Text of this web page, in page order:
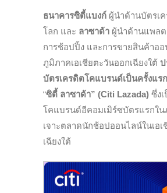
ธนาคารซิตี้แบงก์ ผู้นำด้านบัตรเ
โลก และ ลาซาด้า ผู้นำด้านแพล
การช้อปปิ้ง และการขายสินค้าอ
ภูมิภาคเอเชียตะวันออกเฉียงใต้
บัตรเครดิตโคแบรนด์เป็นครั้งแร
“ซิตี้ ลาซาด้า” (Citi Lazada) ซึ่ง
โคแบรนด์อีคอมเมิร์ซบัตรแรกใน
เจาะตลาดนักช้อปออนไลน์ในเอ
เฉียงใต้